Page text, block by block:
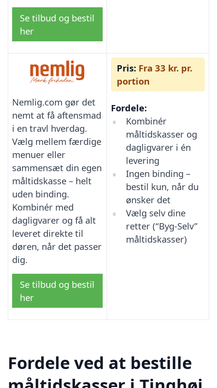
Se tilbud og bestil
her
Nemlig.com gør det
nemt at få aftensmad
i en travl hverdag.
Vælg mellem færdige
menuer eller
sammensæt din egen
måltidskasse – helt
uden binding.
Kombinér med
dagligvarer og få alt
leveret direkte til
døren, når det passer
dig.
Se tilbud og bestil
her
Pris: Fra 33 kr. pr.
portion
Fordele:
Kombinér
måltidskasser og
dagligvarer i én
levering
Ingen binding –
bestil kun, når du
ønsker det
Vælg selv dine
retter (“Byg-Selv”
måltidskasser)
Fordele ved at bestille